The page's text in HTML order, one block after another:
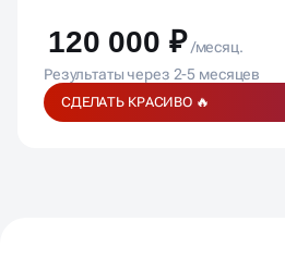
120 000 ₽ /месяц.
Результаты через 2-5 месяцев
СДЕЛАТЬ КРАСИВО 🔥